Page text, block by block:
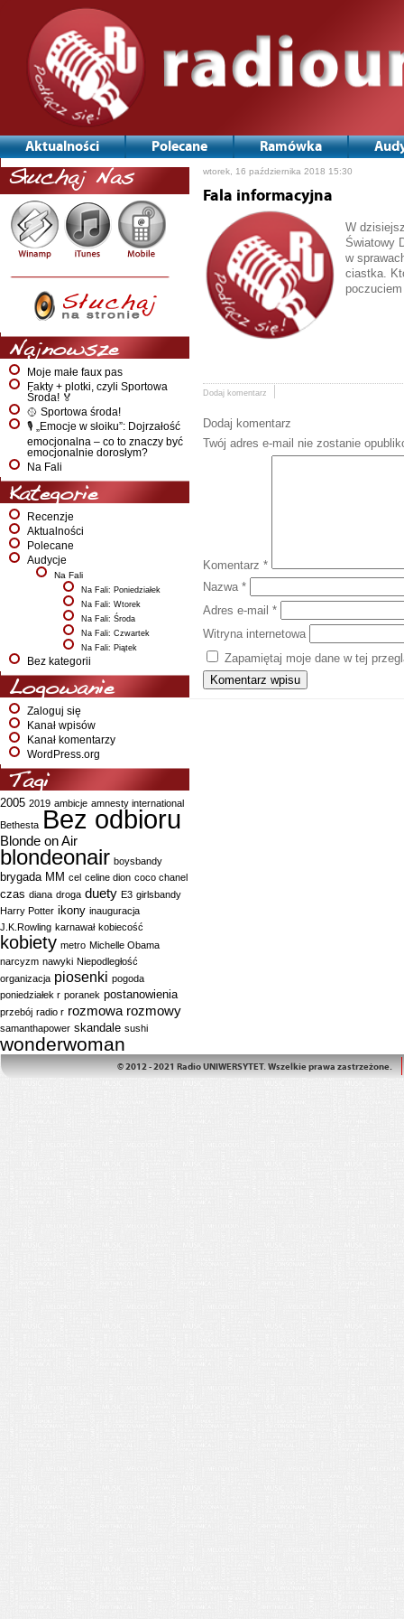
Aktualności Polecane Ramówka
Słuchaj Nas
Najnowsze
Moje małe faux pas
Fakty + plotki, czyli Sportowa
Środa! 🏅
🥎 Sportowa środa!
🎙️ „Emocje w słoiku”: Dojrzałość
emocjonalna – co to znaczy być
emocjonalnie dorosłym?
Na Fali
Kategorie
Recenzje
Aktualności
Polecane
Audycje
Na Fali
Na Fali: Poniedziałek
Na Fali: Wtorek
Na Fali: Środa
Na Fali: Czwartek
Na Fali: Piątek
Bez kategorii
Logowanie
Zaloguj się
Kanał wpisów
Kanał komentarzy
WordPress.org
Tagi
2005 2019 ambicje amnesty international
Bethesta Bez odbioru
Blonde on Air
blondeonair boysbandy
brygada MM cel celine dion coco chanel
czas diana droga duety E3 girlsbandy
Harry Potter ikony inauguracja
J.K.Rowling karnawał kobiecość
kobiety metro Michelle Obama
narcyzm nawyki Niepodległość
organizacja piosenki pogoda
poniedziałek r poranek postanowienia
przebój radio r rozmowa rozmowy
samanthapower skandale sushi
wonderwoman
wtorek, 16 października 2018 15:30
Fala informacyjna
W
Światowy
w
ciastka.
Dodaj komentarz
Dodaj komentarz
Twój adres e-mail nie zostanie
Komentarz *
Nazwa *
Adres e-mail *
Witryna internetowa
Zapamiętaj moje dane w tej
© 2012 - 2021 Radio UNIWERSYTET. Wszelkie prawa zastrzeżone.